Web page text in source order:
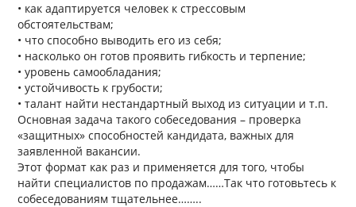
• как адаптируется человек к стрессовым
обстоятельствам;
• что способно выводить его из себя;
• насколько он готов проявить гибкость и терпение;
• уровень самообладания;
• устойчивость к грубости;
• талант найти нестандартный выход из ситуации и т.п.
Основная задача такого собеседования – проверка
«защитных» способностей кандидата, важных для
заявленной вакансии.
Этот формат как раз и применяется для того, чтобы
найти специалистов по продажам……Так что готовьтесь к
собеседованиям тщательнее……..